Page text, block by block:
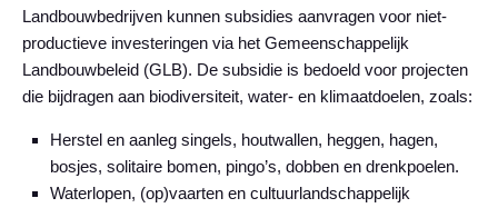
Landbouwbedrijven kunnen subsidies aanvragen voor niet-
productieve investeringen via het Gemeenschappelijk
Landbouwbeleid (GLB). De subsidie is bedoeld voor projecten
die bijdragen aan biodiversiteit, water- en klimaatdoelen, zoals:
Herstel en aanleg singels, houtwallen, heggen, hagen,
bosjes, solitaire bomen, pingo’s, dobben en drenkpoelen.
Waterlopen, (op)vaarten en cultuurlandschappelijk